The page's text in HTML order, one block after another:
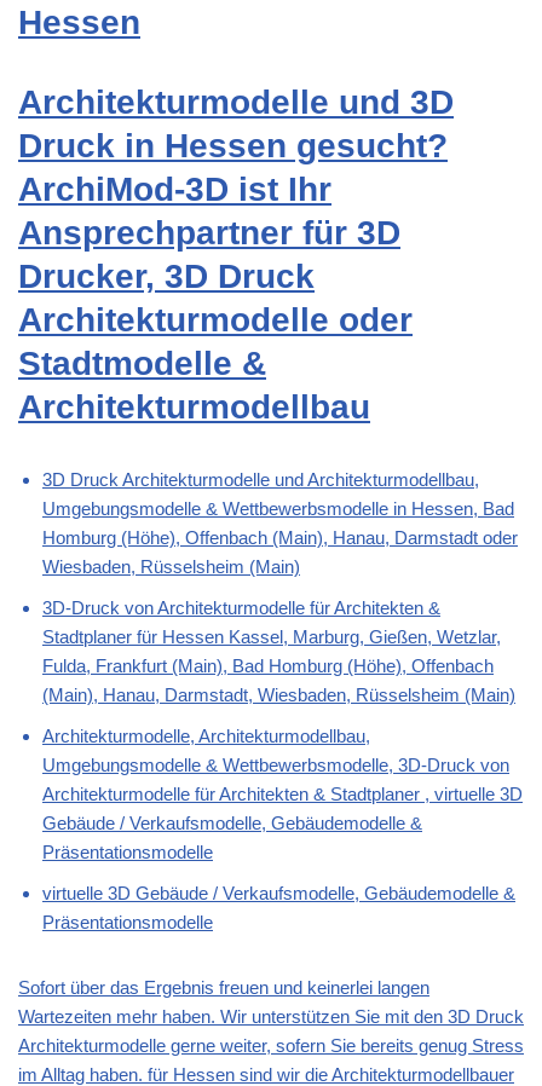
Hessen
Architekturmodelle und 3D
Druck in Hessen gesucht?
ArchiMod-3D ist Ihr
Ansprechpartner für 3D
Drucker, 3D Druck
Architekturmodelle oder
Stadtmodelle &
Architekturmodellbau
3D Druck Architekturmodelle und Architekturmodellbau,
Umgebungsmodelle & Wettbewerbsmodelle in Hessen, Bad
Homburg (Höhe), Offenbach (Main), Hanau, Darmstadt oder
Wiesbaden, Rüsselsheim (Main)
3D-Druck von Architekturmodelle für Architekten &
Stadtplaner für Hessen Kassel, Marburg, Gießen, Wetzlar,
Fulda, Frankfurt (Main), Bad Homburg (Höhe), Offenbach
(Main), Hanau, Darmstadt, Wiesbaden, Rüsselsheim (Main)
Architekturmodelle, Architekturmodellbau,
Umgebungsmodelle & Wettbewerbsmodelle, 3D-Druck von
Architekturmodelle für Architekten & Stadtplaner , virtuelle 3D
Gebäude / Verkaufsmodelle, Gebäudemodelle &
Präsentationsmodelle
virtuelle 3D Gebäude / Verkaufsmodelle, Gebäudemodelle &
Präsentationsmodelle
Sofort über das Ergebnis freuen und keinerlei langen
Wartezeiten mehr haben. Wir unterstützen Sie mit den 3D Druck
Architekturmodelle gerne weiter, sofern Sie bereits genug Stress
im Alltag haben. für Hessen sind wir die Architekturmodellbauer